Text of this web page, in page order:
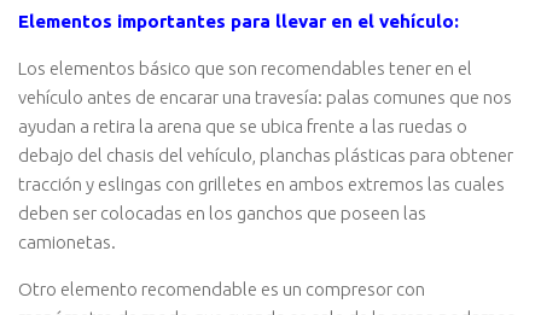
Elementos importantes para llevar en el vehículo:
Los elementos básico que son recomendables tener en el
vehículo antes de encarar una travesía: palas comunes que nos
ayudan a retira la arena que se ubica frente a las ruedas o
debajo del chasis del vehículo, planchas plásticas para obtener
tracción y eslingas con grilletes en ambos extremos las cuales
deben ser colocadas en los ganchos que poseen las
camionetas.
Otro elemento recomendable es un compresor con